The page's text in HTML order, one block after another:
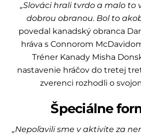
„Slováci hrali tvrdo a malo to
dobrou obranou. Bol to
povedal kanadský obranca
hráva s Connorom
Tréner Kanady Misha
nastavenie hráčov do tretej
zverenci rozhodli o
Špeciálne
„Nepoľavili sme v aktivite za